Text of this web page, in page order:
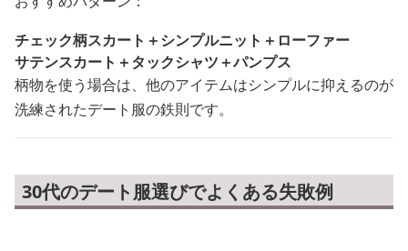
チェック柄スカート＋シンプルニット＋ローファー
サテンスカート＋タックシャツ＋パンプス
柄物を使う場合は、他のアイテムはシンプルに抑えるのが
洗練されたデート服の鉄則です。
30代のデート服選びでよくある失敗例